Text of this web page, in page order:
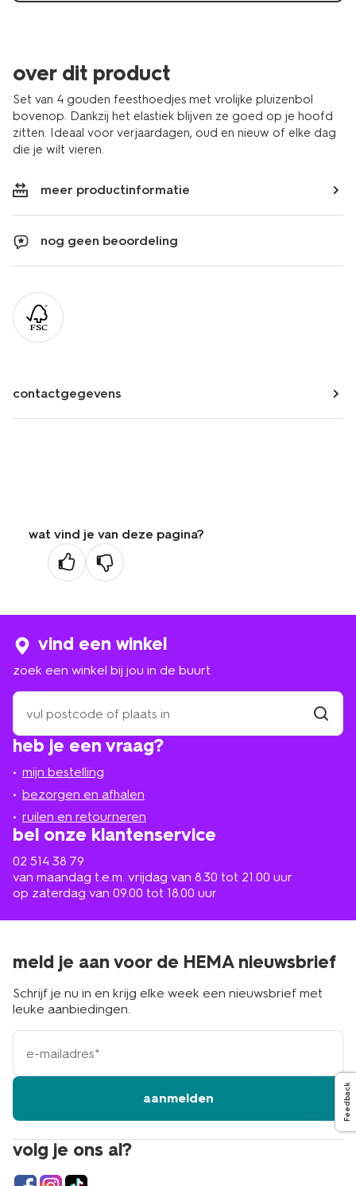
over dit product
Set van 4 gouden feesthoedjes met vrolijke pluizenbol
bovenop. Dankzij het elastiek blijven ze goed op je hoofd
zitten. Ideaal voor verjaardagen, oud en nieuw of elke dag
die je wilt vieren.
meer productinformatie
nog geen beoordeling
contactgegevens
wat vind je van deze pagina?
heb je een vraag?
mijn bestelling
bezorgen en afhalen
ruilen en retourneren
bel onze klantenservice
02 514 38 79
van maandag t.e.m. vrijdag van 8.30 tot 21.00 uur
op zaterdag van 09.00 tot 18.00 uur
vind een winkel
zoek een winkel bij jou in de buurt
zoek
een
winkel
bij
in
de
buurt
volg je ons al?
meld je aan voor de HEMA nieuwsbrief
Schrijf je nu in en krijg elke week een nieuwsbrief met
leuke aanbiedingen.
e-
mailadres
aanmelden Feedback